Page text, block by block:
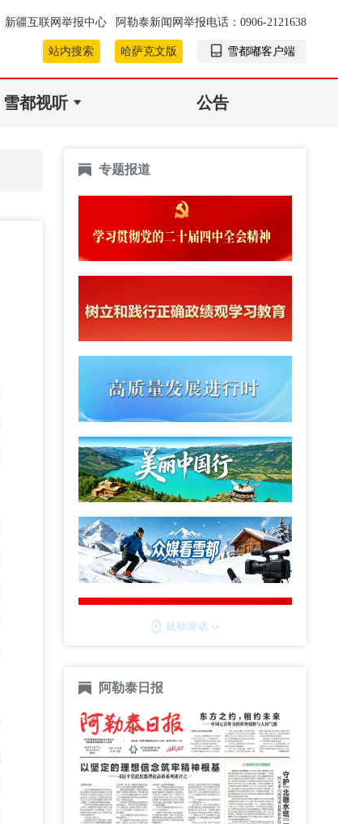
新疆互联网举报中心 阿勒泰新闻网举报电话：0906-2121638
站内搜索 哈萨克文版 雪都嘟客户端
雪都视听 公告
专题报道
阿勒泰日报